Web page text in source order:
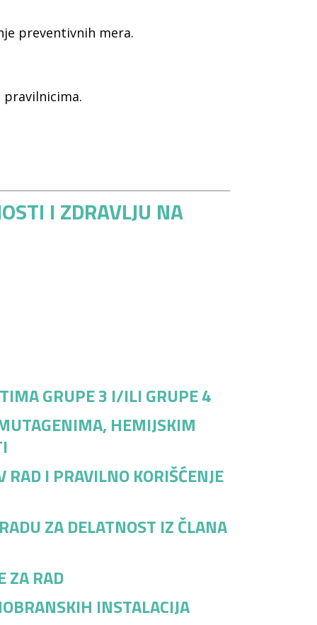
preventivnih mera.
pravilnicima.
I ZDRAVLJU NA
GRUPE 3 I/ILI GRUPE 4
HEMIJSKIM
I PRAVILNO KORIŠĆENJE
ZA DELATNOST IZ ČLANA
ZA RAD
INSTALACIJA